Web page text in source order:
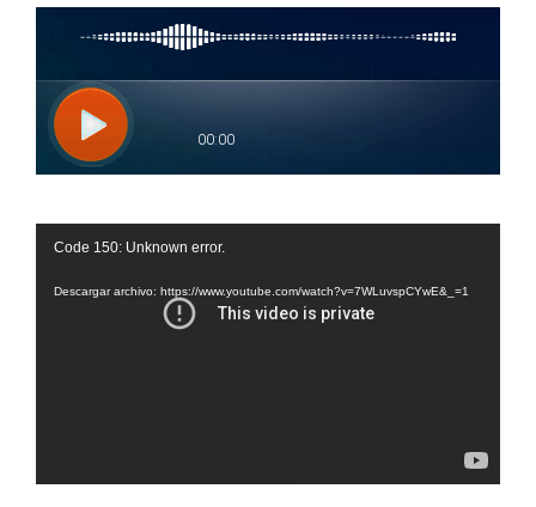
Reproductor
vídeo
Code 150: Unknown error.
Descargar archivo: https://www.youtube.com/watch?v=7WLuvspCYwE&_=1